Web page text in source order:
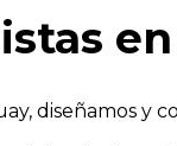
diseñamos y